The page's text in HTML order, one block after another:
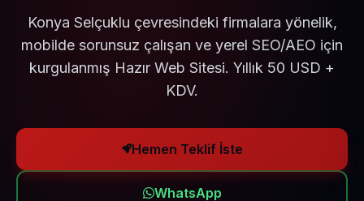
Konya Selçuklu çevresindeki firmalara yönelik,
mobilde sorunsuz çalışan ve yerel SEO/AEO için
kurgulanmış Hazır Web Sitesi. Yıllık 50 USD +
KDV.
Hemen Teklif İste
WhatsApp